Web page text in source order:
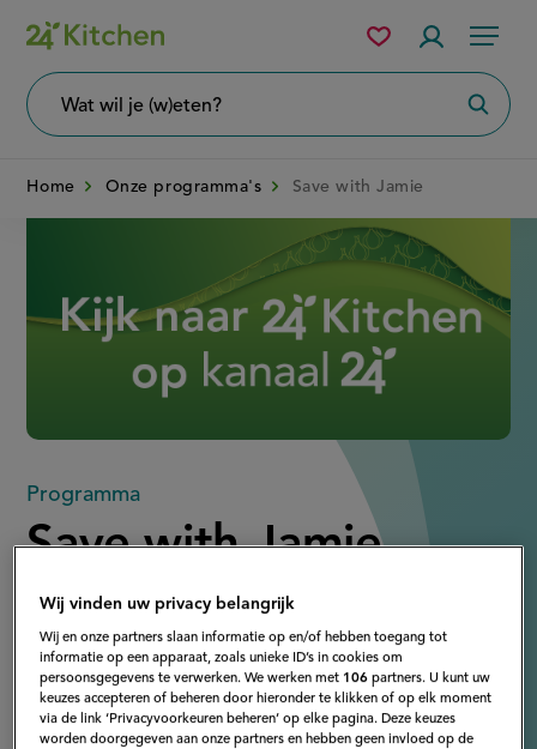
Overslaan
en
naar
Menu
wil
Mijn
bewaarde
Home Onze programma's Save with Jamie
Programma
Save with Jamie
Shop smart, cook clever & waste less
die de serie en het boekSave with Jamieomschrijven.
Jamie Oliver heeft geluisterd naar zijn kijkers en lezers
en de heerlijke, snelle en betaalbare recepten van
seizoen 1 en 2 zijn nu te zien bij 24Kitchen.
Wij vinden uw privacy belangrijk
Wij en onze partners slaan informatie op en/of hebben toegang tot
informatie op een apparaat, zoals unieke ID’s in cookies om
persoonsgegevens te verwerken. We werken met 106 partners. U kunt uw
keuzes accepteren of beheren door hieronder te klikken of op elk moment
via de link ‘Privacyvoorkeuren beheren’ op elke pagina. Deze keuzes
worden doorgegeven aan onze partners en hebben geen invloed op de